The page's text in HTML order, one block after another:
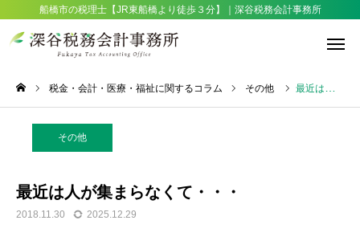
船橋市の税理士【JR東船橋より徒歩３分】｜深谷税務会計事務所
税金・会計・医療・福祉に関するコラム その他 最近は人が集まらなくて・・・
その他
最近は人が集まらなくて・・・
2018.11.30 2025.12.29
 お知らせ